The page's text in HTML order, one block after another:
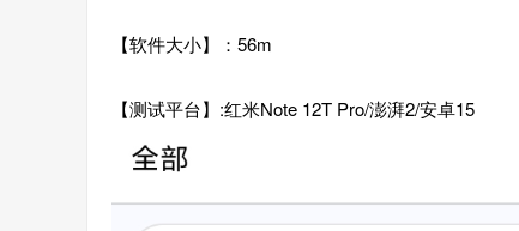
【软件大小】：56m
【测试平台】:红米Note 12T Pro/澎湃2/安卓15